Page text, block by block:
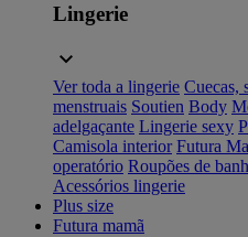
Lingerie
Ver toda a lingerie Cuecas,
menstruais Soutien Body
adelgaçante Lingerie sexy
Camisola interior Futura
operatório Roupões de
Acessórios lingerie
Plus size
Futura mamã